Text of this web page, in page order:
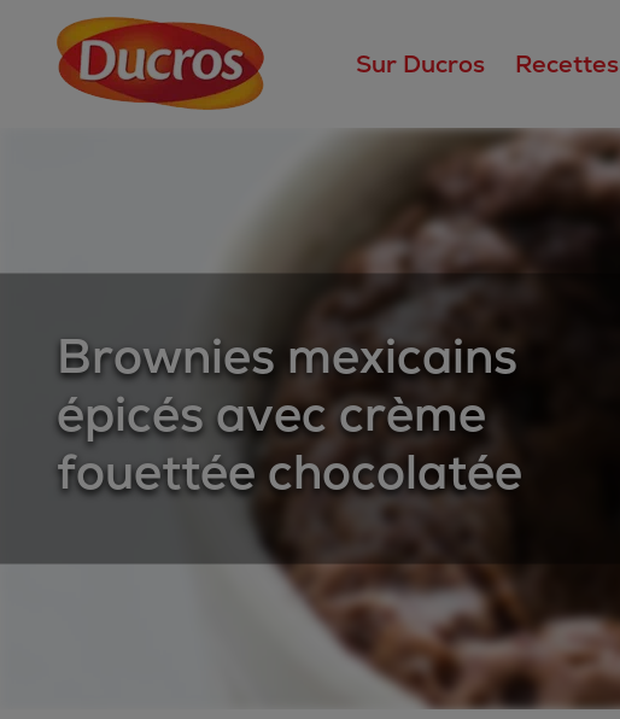
Sur Ducros Recettes
Brownies mexicains
épicés avec crème
fouettée chocolatée